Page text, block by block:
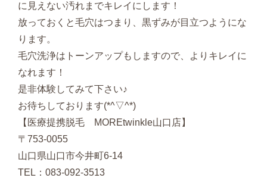
に見えない汚れまでキレイにします！
放っておくと毛穴はつまり、黒ずみが目立つようにな
ります。
毛穴洗浄はトーンアップもしますので、よりキレイに
なれます！
是非体験してみて下さい♪
お待ちしております(*^▽^*)
【医療提携脱毛 MOREtwinkle山口店】
〒753-0055
山口県山口市今井町6-14
TEL：083-092-3513